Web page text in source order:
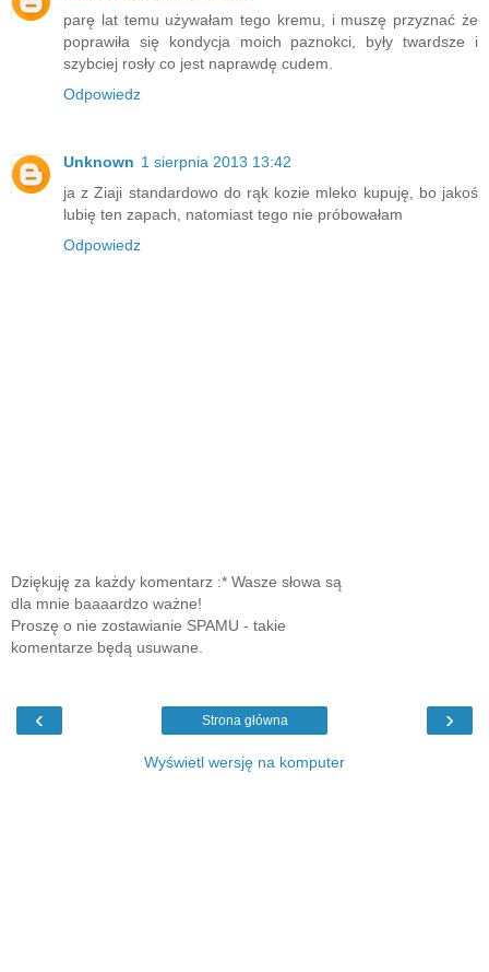
parę lat temu używałam tego kremu, i muszę przyznać że
poprawiła się kondycja moich paznokci, były twardsze i
szybciej rosły co jest naprawdę cudem.
Odpowiedz
Unknown 1 sierpnia 2013 13:42
ja z Ziaji standardowo do rąk kozie mleko kupuję, bo jakoś
lubię ten zapach, natomiast tego nie próbowałam
Odpowiedz
Dziękuję za każdy komentarz :* Wasze słowa są
dla mnie baaaardzo ważne!
Proszę o nie zostawianie SPAMU - takie
komentarze będą usuwane.
‹ ›
Strona główna
Wyświetl wersję na komputer